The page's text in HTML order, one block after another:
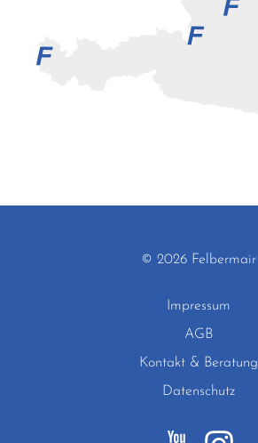
© 2026 Felbermair
Impressum
AGB
Kontakt & Beratung
Datenschutz